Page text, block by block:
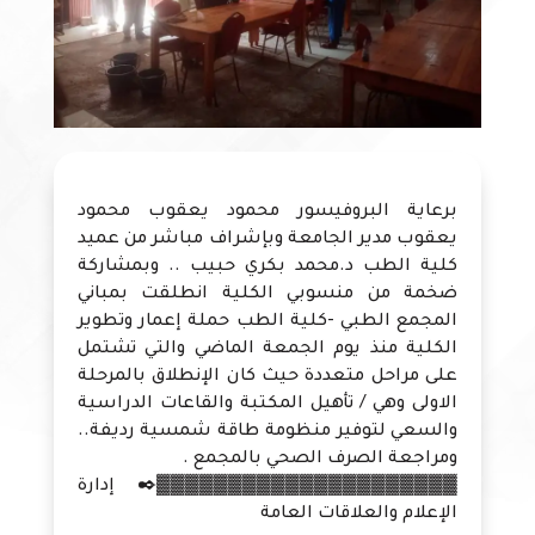
برعاية البروفيسور محمود يعقوب محمود
يعقوب مدير الجامعة وبإشراف مباشر من عميد
كلية الطب د.محمد بكري حبيب .. وبمشاركة
ضخمة من منسوبي الكلية انطلقت بمباني
المجمع الطبي -كلية الطب حملة إعمار وتطوير
الكلية منذ يوم الجمعة الماضي والتي تشتمل
على مراحل متعددة حيث كان الإنطلاق بالمرحلة
الاولى وهي / تأهيل المكتبة والقاعات الدراسية
والسعي لتوفير منظومة طاقة شمسية رديفة..
ومراجعة الصرف الصحي بالمجمع .
▓▓▓▓▓▓▓▓▓▓▓▓▓▓▓▓▓▓▓▓▓✒️ إدارة
الإعلام والعلاقات العامة